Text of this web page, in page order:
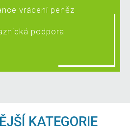
vrácení peněz
podpora
KATEGORIE